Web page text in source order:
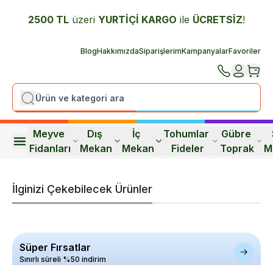
2500 TL üzeri YURTİÇİ KARGO ile ÜCRETSİZ!
BlogHakkımızdaSiparişlerimKampanyalarFavoriler
Meyve
Fidanları
Dış
Mekan
İç
Mekan
Tohumlar
Fideler
Gübre
Toprak
İlginizi Çekebilecek Ürünler
Süper Fırsatlar
Sınırlı süreli %50 indirim